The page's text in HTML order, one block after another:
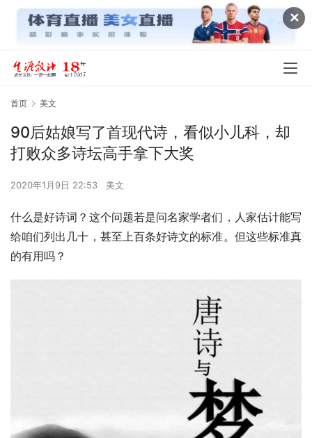
✕
首页 美文
90后姑娘写了首现代诗，看似小儿科，却
打败众多诗坛高手拿下大奖
2020年1月9日 22:53 美文
什么是好诗词？这个问题若是问名家学者们，人家估计能写
给咱们列出几十，甚至上百条好诗文的标准。但这些标准真
的有用吗？